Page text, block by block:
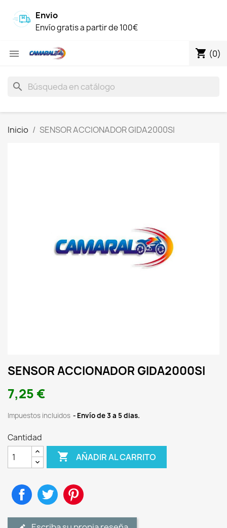
Envio
Envío gratis a partir de 100€
 shopping_cart (0)
search
Inicio SENSOR ACCIONADOR GIDA2000SI
SENSOR ACCIONADOR GIDA2000SI
7,25 €
Impuestos incluidos Envío de 3 a 5 dias.
Cantidad
 AÑADIR AL CARRITO
CompartirTuitear